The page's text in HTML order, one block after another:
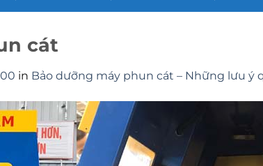
cát
in Bảo dưỡng máy phun cát – Những lưu ý